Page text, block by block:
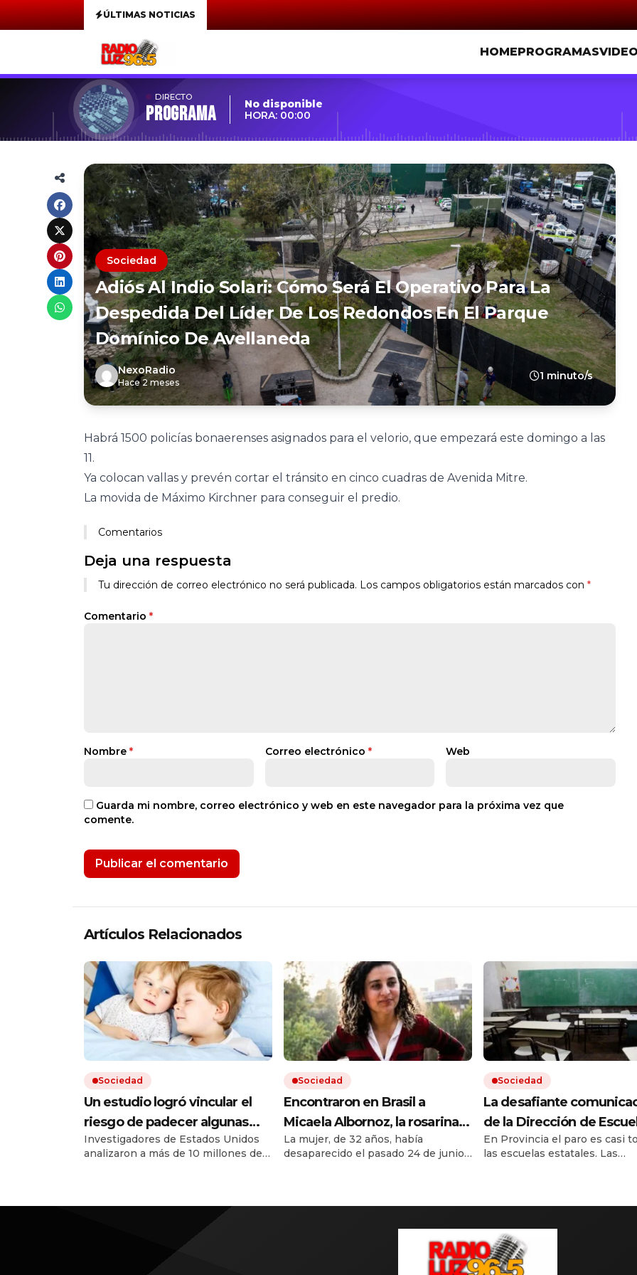
ÚLTIMAS NOTICIAS
HOMEPROGRAMAS
DIRECTO
Programa
No disponible
HORA: 00:00
Sociedad
Adiós Al Indio Solari: Cómo Será El Operativo Para La
Despedida Del Líder De Los Redondos En El Parque
Domínico De Avellaneda
NexoRadio
Hace 2 meses
1 minuto/s
Habrá 1500 policías bonaerenses asignados para el velorio, que empezará este domingo a las
11.
Ya colocan vallas y prevén cortar el tránsito en cinco cuadras de Avenida Mitre.
La movida de Máximo Kirchner para conseguir el predio.
Comentarios
Deja una respuesta
Tu dirección de correo electrónico no será publicada. Los campos obligatorios están marcados con *
Comentario *
Nombre * Correo electrónico * Web
Guarda mi nombre, correo electrónico y web en este navegador para la próxima vez que
comente.
Artículos Relacionados
Sociedad
Un estudio logró vincular el
riesgo de padecer algunas
enfermedades clave a si se es
hermano mayor o menor
Investigadores de Estados Unidos
analizaron a más de 10 millones de
trastornos tiene un impacto
Sociedad
Encontraron en Brasil a
Micaela Albornoz, la rosarina
buscada desde hace más de
un mes
La mujer, de 32 años, había
desaparecido el pasado 24 de junio.
identificada en Florianópolis
dactilares después de presentar un
documento perteneciente a otra
Sociedad
La desafiante
de la Dirección de
Provincia para rechazar
inspecciones de Nación:
En Provincia el paro es casi
las escuelas estatales. Las
para cumplir con la exigencia